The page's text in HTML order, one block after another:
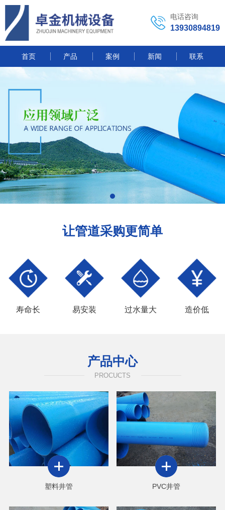
电话咨询
13930894819
首页 产品 案例 新闻 联系
让管道采购更简单
寿命长 易安装 过水量大 造价低
产品中心
PROCUCTS
塑料井管 PVC井管